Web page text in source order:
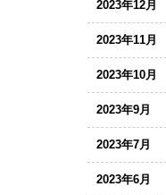
2023年12月
2023年11月
2023年10月
2023年9月
2023年7月
2023年6月